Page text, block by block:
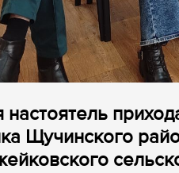
настоятель
Щучинского